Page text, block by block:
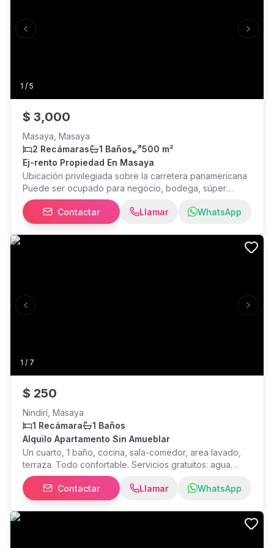
1 / 5
Previous slide Next
$ 3,000
Masaya, Masaya
2 Recámaras
1 Baños
500 m²
Ej-rento Propiedad En Masaya
Ubicación privilegiada sobre la carretera panamericana
Puede ser ocupado para negocio, bodega, súper
mercado o tienda, son 2 niveles Cuenta con 500mts2 de
construcción Baño Zona segura y de alto trafico Amplio
parqueo y entrada de furgones Precio mensual $3000
Contactar Llamar WhatsApp
1 / 7
Previous slide Next
$ 250
Nindirí, Masaya
1 Recámara
1 Baños
Alquilo Apartamento Sin Amueblar
Un cuarto, 1 baño, cocina, sala-comedor, area lavado,
terraza. Todo confortable. Servicios gratuitos: agua
potable, internet y jardin, km 15 ctera Masaya Rest.
Quesillos el Bosque 500 metros este 100 metros sur. Tel
Contactar Llamar WhatsApp